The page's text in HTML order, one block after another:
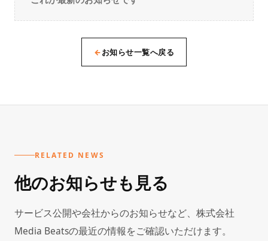
←お知らせ一覧へ戻る
RELATED NEWS
他のお知らせも見る
サービス公開や会社からのお知らせなど、株式会社
Media Beatsの最近の情報をご確認いただけます。